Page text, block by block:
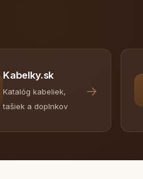
Kabelky.sk
Katalóg kabeliek,
tašiek a doplnkov
→